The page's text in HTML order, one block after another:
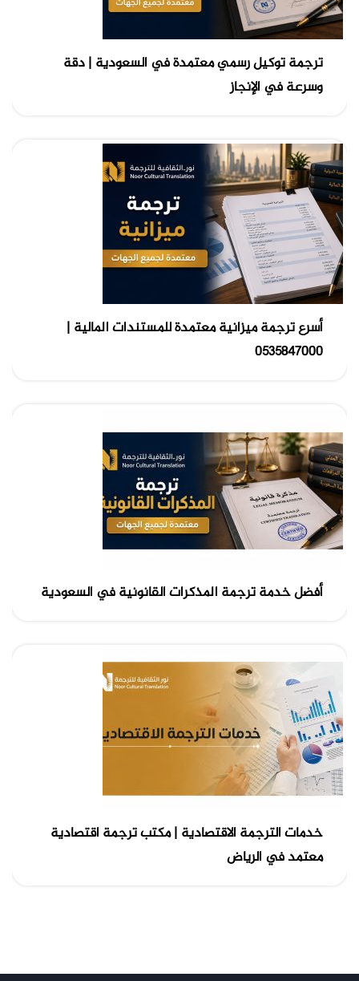
ترجمة توكيل رسمي معتمدة في السعودية | دقة
وسرعة في الإنجاز
أسرع ترجمة ميزانية معتمدة للمستندات المالية |
0535847000
أفضل خدمة ترجمة المذكرات القانونية في السعودية
خدمات الترجمة الاقتصادية | مكتب ترجمة اقتصادية
معتمد في الرياض